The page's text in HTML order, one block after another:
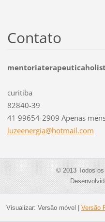
Contato
curitiba
82840-39
41 99654-2909 Apenas
luzeenergia@hotmail.com
© 2013 Todos
Visualizar: Versão móvel Versão